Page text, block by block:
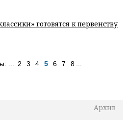
Архив
готовятся к первенству
... 2 3 4 5 6 7 8 ...